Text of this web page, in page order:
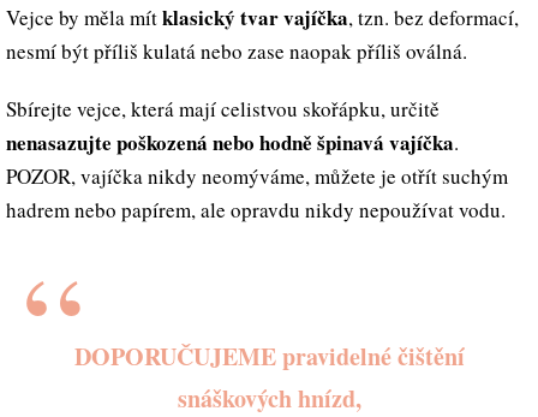
Vejce by měla mítklasický tvar vajíčka, tzn. bez deformací,
nesmí být příliš kulatá nebo zase naopak příliš oválná.
Sbírejte vejce, která mají celistvou skořápku, určitě
nenasazujte poškozená nebo hodně špinavá vajíčka.
POZOR, vajíčka nikdy neomýváme, můžete je otřít suchým
hadrem nebo papírem, ale opravdu nikdy nepoužívat vodu.
DOPORUČUJEME pravidelné čištění
snáškových hnízd,